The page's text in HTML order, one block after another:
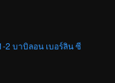
2 บาบิลอน เบอร์ลิน ซี